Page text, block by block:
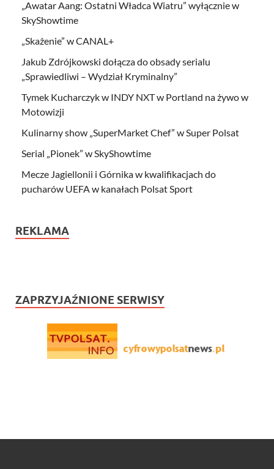
„Awatar Aang: Ostatni Władca Wiatru” wyłącznie w
SkyShowtime
„Skażenie” w CANAL+
Jakub Zdrójkowski dołącza do obsady serialu
„Sprawiedliwi – Wydział Kryminalny”
Tymek Kucharczyk w INDY NXT w Portland na żywo w
Motowizji
Kulinarny show „SuperMarket Chef” w Super Polsat
Serial „Pionek” w SkyShowtime
Mecze Jagiellonii i Górnika w kwalifikacjach do
pucharów UEFA w kanałach Polsat Sport
REKLAMA
ZAPRZYJAŹNIONE SERWISY